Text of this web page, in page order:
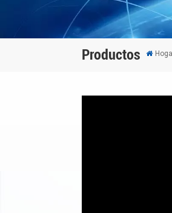
Productos